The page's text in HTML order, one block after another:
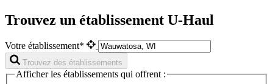
Trouvez un établissement U-Haul
Votre établissement*
Trouvez des établissements
Afficher les établissements qui offrent :